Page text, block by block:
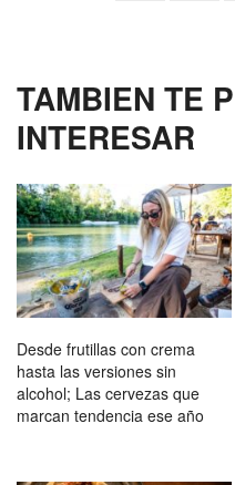
TAMBIEN TE
INTERESAR
Desde frutillas con crema
hasta las versiones sin
alcohol; Las cervezas que
marcan tendencia ese año